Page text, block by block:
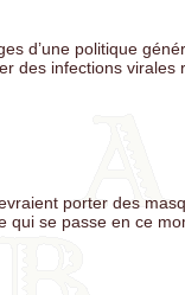
d’une politique
des infections
porter des
qui se passe en ce